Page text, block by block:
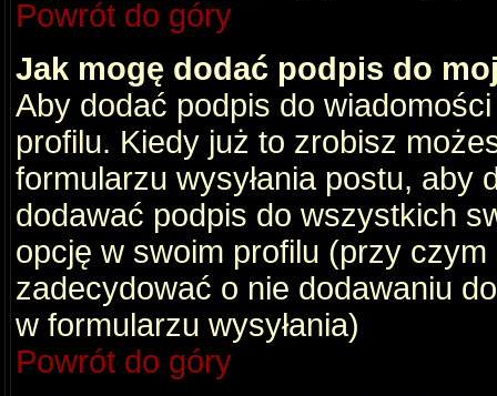
Powrót do góry
Jak mogę dodać podpis do
Aby dodać podpis do
profilu. Kiedy już to zrobisz
formularzu wysyłania postu,
dodawać podpis do wszystkich
opcję w swoim profilu (przy
zadecydować o nie dodawaniu
w formularzu wysyłania)
Powrót do góry